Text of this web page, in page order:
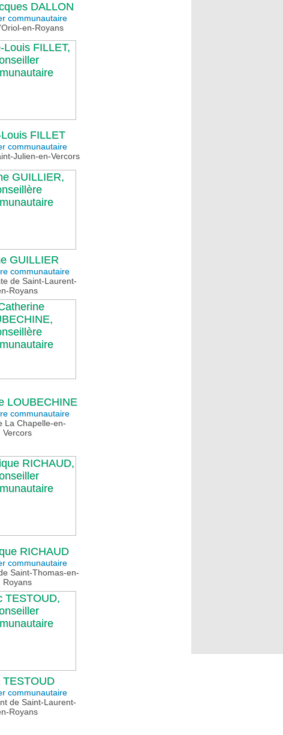
DALLON
communautaire
en-Royans
FILLET
communautaire
Julien-en-Vercors
GUILLIER
communautaire
de Saint-Laurent-
Royans
LOUBECHINE
communautaire
La Chapelle-en-
Vercors
RICHAUD
communautaire
Saint-Thomas-en-
Royans
TESTOUD
communautaire
de Saint-Laurent-
Royans